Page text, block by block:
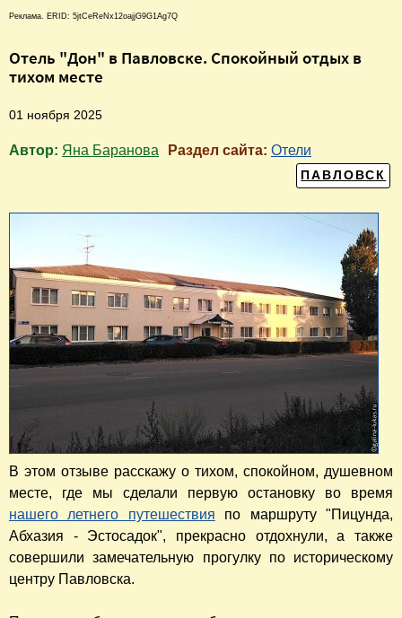
Реклама. ERID: 5jtCeReNx12oajjG9G1Ag7Q
Отель "Дон" в Павловске. Спокойный отдых в
тихом месте
01 ноября 2025
Автор: Яна Баранова Раздел сайта: Отели
ПАВЛОВСК
В этом отзыве расскажу о тихом, спокойном, душевном
месте, где мы сделали первую остановку во время
нашего летнего путешествия по маршруту "Пицунда,
Абхазия - Эстосадок", прекрасно отдохнули, а также
совершили замечательную прогулку по историческому
центру Павловска.